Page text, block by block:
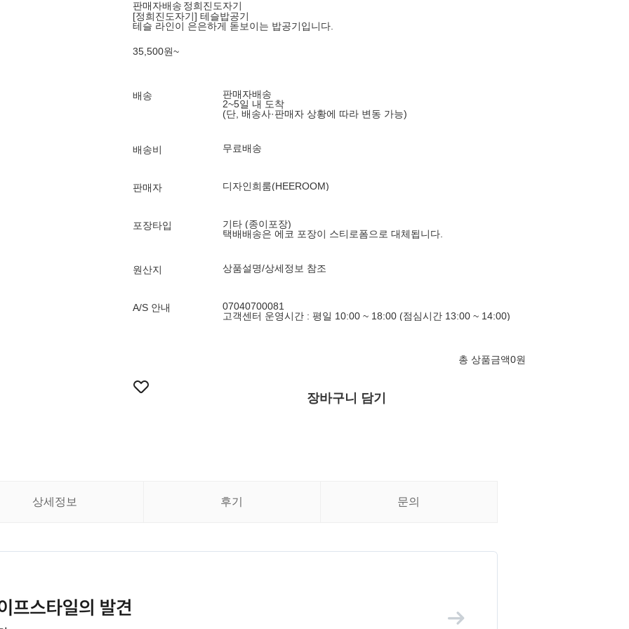
판매자배송 정희진도자기
[정희진도자기] 테슬밥공기
테슬 라인이 은은하게 돋보이는 밥공기입니다.
35,500원~
배송
판매자배송
2~5일 내 도착
(단, 배송사·판매자 상황에 따라 변동 가능)
배송비 무료배송
판매자 디자인희룸(HEEROOM)
포장타입
기타 (종이포장)
택배배송은 에코 포장이 스티로폼으로 대체됩니다.
원산지 상품설명/상세정보 참조
A/S 안내
07040700081
고객센터 운영시간 : 평일 10:00 ~ 18:00 (점심시간 13:00 ~ 14:00)
총 상품금액0원
장바구니 담기
상세정보 후기 문의